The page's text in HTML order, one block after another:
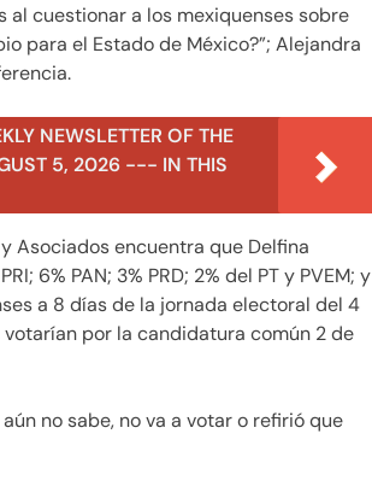
al cuestionar a los mexiquenses sobre
para el Estado de México?”; Alejandra
NEWSLETTER OF THE
5, 2026 --- IN THIS
Asociados encuentra que Delfina
6% PAN; 3% PRD; 2% del PT y PVEM; y
a 8 días de la jornada electoral del 4
por la candidatura común 2 de
no sabe, no va a votar o refirió que